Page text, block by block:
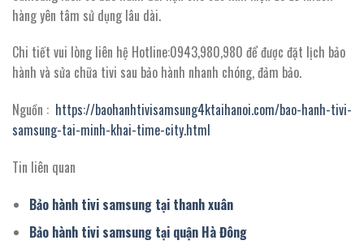
hàng yên tâm sử dụng lâu dài.
Chi tiết vui lòng liên hệ Hotline:0943,980,980 để được đặt lịch bảo
hành và sửa chữa tivi sau bảo hành nhanh chóng, đảm bảo.
Nguồn : https://baohanhtivisamsung4ktaihanoi.com/bao-hanh-tivi-
samsung-tai-minh-khai-time-city.html
Tin liên quan
Bảo hành tivi samsung tại thanh xuân
Bảo hành tivi samsung tại quận Hà Đông